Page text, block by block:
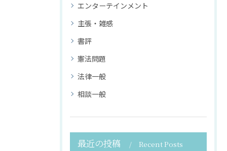
エンターテインメント
主張・雑感
書評
憲法問題
法律一般
相談一般
最近の投稿 Recent Posts